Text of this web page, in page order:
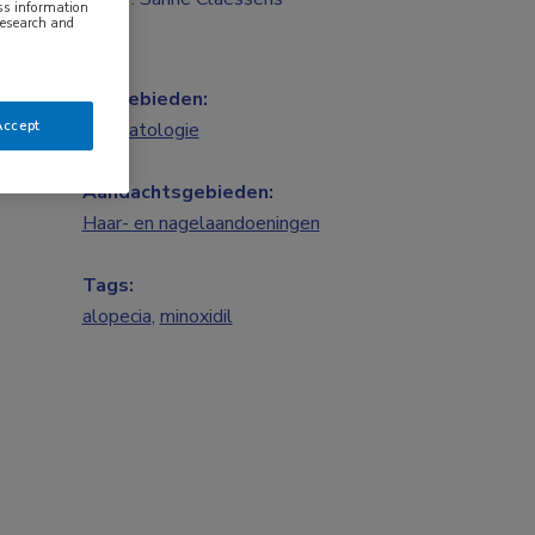
Vakgebieden:
Dermatologie
Aandachtsgebieden:
Haar- en nagelaandoeningen
Tags:
alopecia, minoxidil
information
and